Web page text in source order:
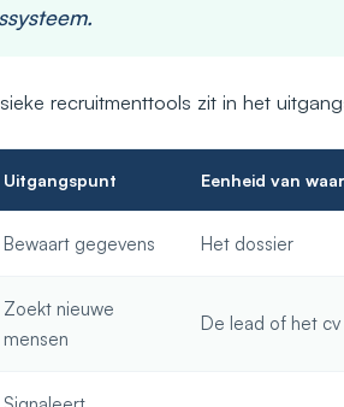
recruitmenttools zit in het
Uitgangspunt Eenheid van
Bewaart gegevens Het dossier
Zoekt nieuwe
mensen
De lead of het cv